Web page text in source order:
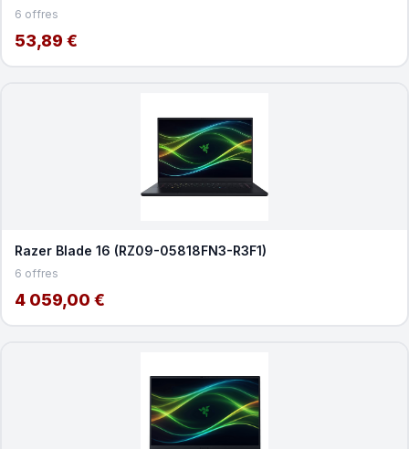
6 offres
53,89 €
Razer Blade 16 (RZ09-05818FN3-R3F1)
6 offres
4 059,00 €